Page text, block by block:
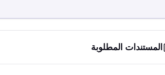
المستندات المطلوبة